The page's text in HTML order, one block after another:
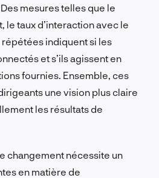
mesures telles que le
le taux d’interaction avec le
indiquent si les
et s’ils agissent en
fournies. Ensemble, ces
une vision plus claire
les résultats de
changement nécessite un
en matière de